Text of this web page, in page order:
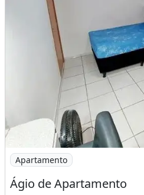
Imagem: Ágio de Apartamento
Apartamento
Ágio de Apartamento